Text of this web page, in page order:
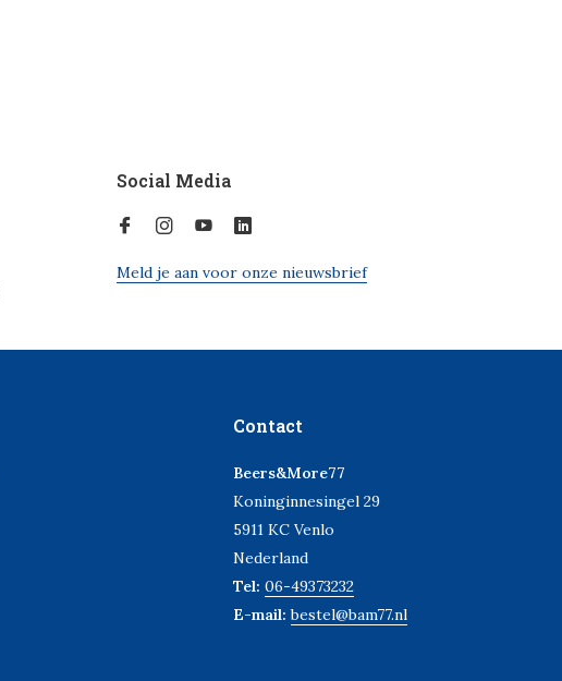
Social Media
Meld je aan voor onze nieuwsbrief
Contact
Beers&More77
Koninginnesingel 29
5911 KC Venlo
Nederland
Tel: 06-49373232
E-mail:bestel@bam77.nl